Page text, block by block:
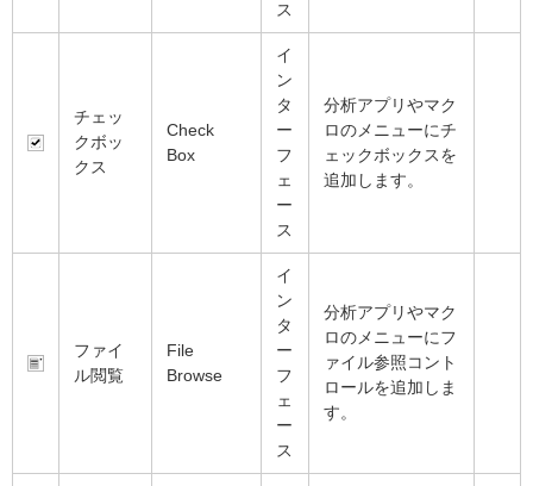
ス
チェッ
クボッ
クス
Check
Box
イ
ン
タ
ー
フ
ェ
ー
ス
分析アプリやマク
ロのメニューにチ
ェックボックスを
追加します。
ファイ
ル閲覧
File
Browse
イ
ン
タ
ー
フ
ェ
ー
ス
分析アプリやマク
ロのメニューにフ
ァイル参照コント
ロールを追加しま
す。